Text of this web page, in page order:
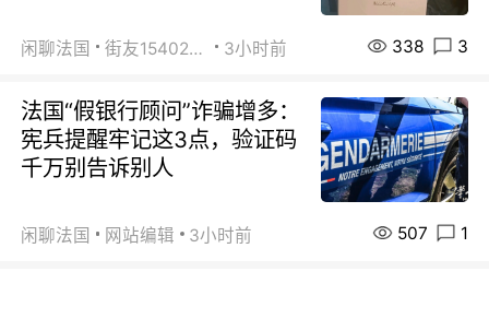
闲聊法国 街友15402223 3小时前 338 3
法国“假银行顾问”诈骗增多：
宪兵提醒牢记这3点，验证码
千万别告诉别人
闲聊法国 网站编辑 3小时前 507 1